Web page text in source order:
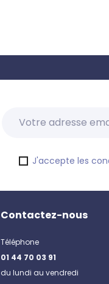
J'accepte les
Contactez-nous
Téléphone
01 44 70 03 91
du lundi au vendredi